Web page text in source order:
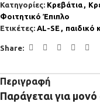
Κατηγορίες: Κρεβάτια ,
Φοιτητικό Έπιπλο
Ετικέτες: AL-SE , παιδικό
Share:
Περιγραφή
Παράγεται για